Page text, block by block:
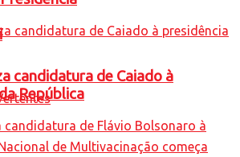
candidatura de Caiado à
República